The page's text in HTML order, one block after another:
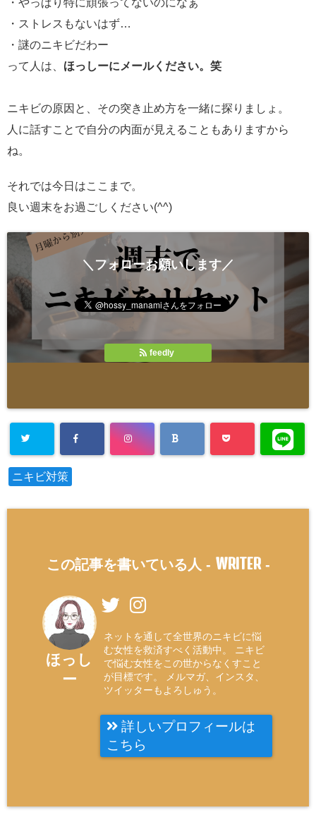
・やっぱり特に頑張ってないのになぁ
・ストレスもないはず…
・謎のニキビだわー
って人は、 ほっしーにメールください。笑
ニキビの原因と、その突き止め方を一緒に探りましょ。
人に話すことで自分の内面が見えることもありますから
ね。
それでは今日はここまで。
良い週末をお過ごしください(^^)
＼フォローお願いします／
feedly
ニキビ対策
この記事を書いている人 - WRITER-
ほっし
ー
ネットを通して全世界のニキビに悩
む女性を救済すべく活動中。 ニキビ
で悩む女性をこの世からなくすこと
が目標です。 メルマガ、インスタ、
ツイッターもよろしゅう。
詳しいプロフィールは
こちら